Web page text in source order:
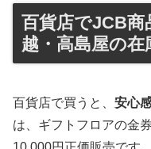
百貨店でJCB商
越・高島屋の在
百貨店で買うと、 安心
は、ギフトフロアの金